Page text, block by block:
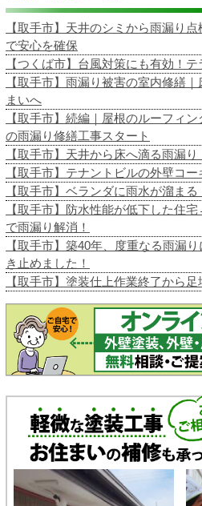
【取手市】天井のシミから雨漏り
で安心を確保
【つくば市】台風対策にも有効！
【取手市】雨漏り被害の室内修繕
まいへ
【取手市】続編｜屋根のルーフィ
の雨漏り修繕工事スタート
【取手市】天井から床へ滴る雨漏
【取手市】テナントビルの外壁コ
【取手市】ベランダに雨水が溜ま
【取手市】防水性能が低下した住
で雨漏り解消！
【取手市】築40年、度重なる雨漏
き止めました！
【取手市】塗装仕上作業終了から